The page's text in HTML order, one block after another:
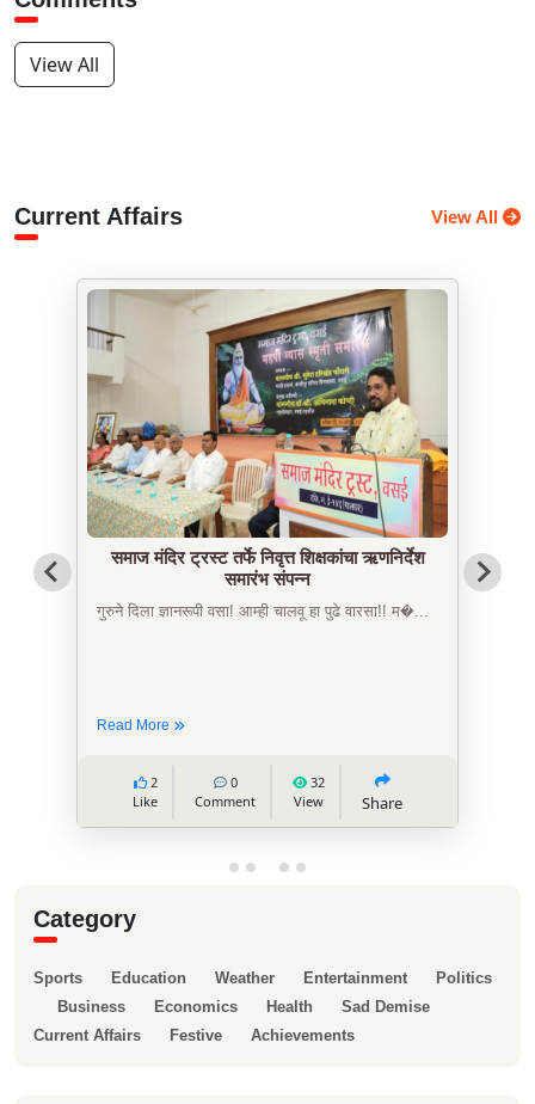
View All
Current Affairs View All
समाज मंदिर ट्रस्ट तर्फे निवृत्त शिक्षकांचा ऋणनिर्देश
समारंभ संपन्न
गुरुने दिला ज्ञानरूपी वसा! आम्ही चालवू हा पुढे वारसा!! म�...
Read More
2
Like
0
Comment
32
View
Share
Category
Sports Education Weather Entertainment
Politics
Business
Economics Health
Sad Demise
Current Affairs
Festive Achievements